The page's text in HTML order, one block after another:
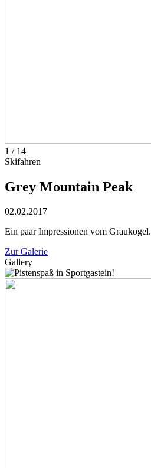
1 / 14
Skifahren
Grey Mountain Peak
02.02.2017
Ein paar Impressionen vom Graukogel.
Zur Galerie
Gallery